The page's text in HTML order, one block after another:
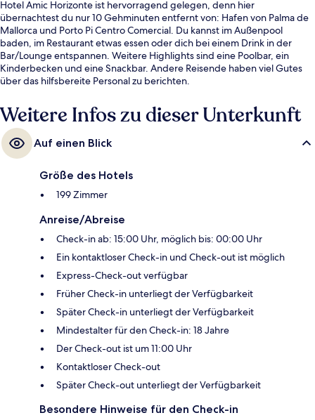
Hotel Amic Horizonte ist hervorragend gelegen, denn hier
übernachtest du nur 10 Gehminuten entfernt von: Hafen von Palma de
Mallorca und Porto Pi Centro Comercial. Du kannst im Außenpool
baden, im Restaurant etwas essen oder dich bei einem Drink in der
Bar/Lounge entspannen. Weitere Highlights sind eine Poolbar, ein
Kinderbecken und eine Snackbar. Andere Reisende haben viel Gutes
über das hilfsbereite Personal zu berichten.
Weitere Infos zu dieser Unterkunft
Auf einen Blick
Größe des Hotels
199 Zimmer
Anreise/Abreise
Check-in ab: 15:00 Uhr, möglich bis: 00:00 Uhr
Ein kontaktloser Check-in und Check-out ist möglich
Express-Check-out verfügbar
Früher Check-in unterliegt der Verfügbarkeit
Später Check-in unterliegt der Verfügbarkeit
Mindestalter für den Check-in: 18 Jahre
Der Check-out ist um 11:00 Uhr
Kontaktloser Check-out
Später Check-out unterliegt der Verfügbarkeit
Besondere Hinweise für den Check-in